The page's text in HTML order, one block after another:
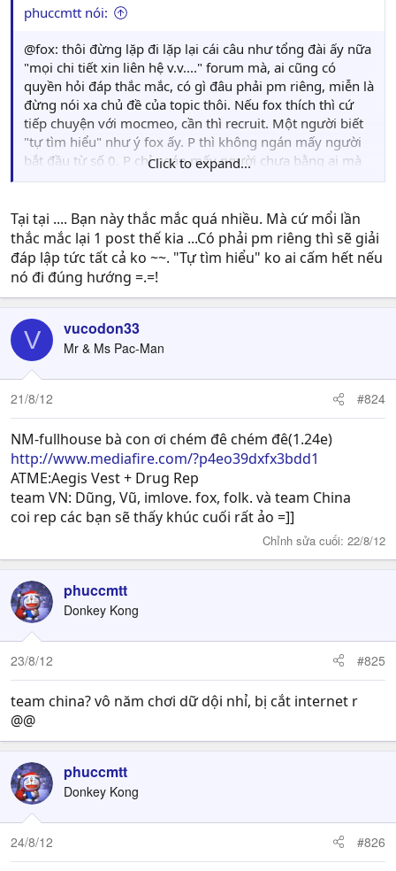
phuccmtt nói:
@fox: thôi đừng lặp đi lặp lại cái câu như tổng đài ấy nữa
"mọi chi tiết xin liên hệ v.v...." forum mà, ai cũng có
quyền hỏi đáp thắc mắc, có gì đâu phải pm riêng, miễn là
đừng nói xa chủ đề của topic thôi. Nếu fox thích thì cứ
tiếp chuyện với mocmeo, cần thì recruit. Một người biết
"tự tìm hiểu" như ý fox ấy. P thì không ngán mấy người
bắt đầu từ số 0. P chỉ ngán mấy người chưa bằng ai mà
cứ ta đây biết hết. Không ai điếc bằng người không
Click to expand...
Tại tại .... Bạn này thắc mắc quá nhiều. Mà cứ mổi lần
thắc mắc lại 1 post thế kia ...Có phải pm riêng thì sẽ giải
đáp lập tức tất cả ko ~~. "Tự tìm hiểu" ko ai cấm hết nếu
nó đi đúng hướng =.=!
V vucodon33
Mr & Ms Pac-Man
21/8/12 #824
NM-fullhouse bà con ơi chém đê chém đê(1.24e)
http://www.mediafire.com/?p4eo39dxfx3bdd1
ATME:Aegis Vest + Drug Rep
team VN: Dũng, Vũ, imlove. fox, folk. và team China
coi rep các bạn sẽ thấy khúc cuối rất ảo =]]
Chỉnh sửa cuối: 22/8/12
phuccmtt
Donkey Kong
23/8/12 #825
team china? vô năm chơi dữ dội nhỉ, bị cắt internet r
@@
phuccmtt
Donkey Kong
24/8/12 #826